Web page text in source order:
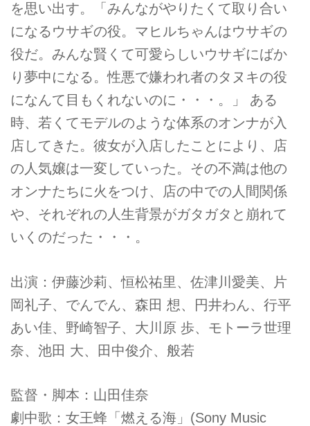
を思い出す。「みんながやりたくて取り合い
になるウサギの役。マヒルちゃんはウサギの
役だ。みんな賢くて可愛らしいウサギにばか
り夢中になる。性悪で嫌われ者のタヌキの役
になんて目もくれないのに・・・。」 ある
時、若くてモデルのような体系のオンナが入
店してきた。彼女が入店したことにより、店
の人気嬢は一変していった。その不満は他の
オンナたちに火をつけ、店の中での人間関係
や、それぞれの人生背景がガタガタと崩れて
いくのだった・・・。
出演：伊藤沙莉、恒松祐里、佐津川愛美、片
岡礼子、でんでん、森田 想、円井わん、行平
あい佳、野崎智子、大川原 歩、モトーラ世理
奈、池田 大、田中俊介、般若
監督・脚本：山田佳奈
劇中歌：女王蜂「燃える海」(Sony Music